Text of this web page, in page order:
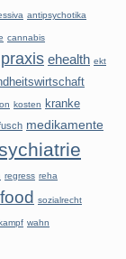
antipsychotika
cannabis
ehealth ekt
kosten
kranke
medikamente
regress reha
sozialrecht
wahn